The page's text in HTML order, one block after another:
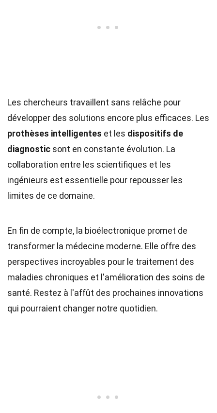
Les chercheurs travaillent sans relâche pour
développer des solutions encore plus efficaces. Les
prothèses intelligentes et les dispositifs de
diagnostic sont en constante évolution. La
collaboration entre les scientifiques et les
ingénieurs est essentielle pour repousser les
limites de ce domaine.
En fin de compte, la bioélectronique promet de
transformer la médecine moderne. Elle offre des
perspectives incroyables pour le traitement des
maladies chroniques et l'amélioration des soins de
santé. Restez à l'affût des prochaines innovations
qui pourraient changer notre quotidien.